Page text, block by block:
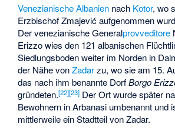
Venezianische Albanien nach Kotor, wo
Erzbischof Zmajević aufgenommen
Der venezianische Generalprovveditore
Erizzo wies den 121 albanischen
Siedlungsboden weiter im Norden in
der Nähe vonZadarzu, wo sie am 15.
das nach ihm benannte DorfBorgo
gründeten.[22][23] Der Ort wurde später
Bewohnern inArbanasi umbenannt und
mittlerweile ein Stadtteil von Zadar.